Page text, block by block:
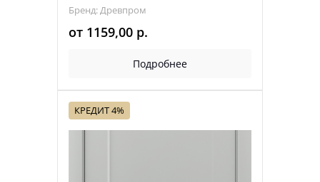
Бренд: Древпром
от 1159,00 р.
Подробнее
КРЕДИТ 4%